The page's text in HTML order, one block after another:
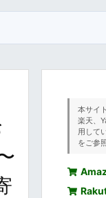
本サイ
楽天、
用して
をご参